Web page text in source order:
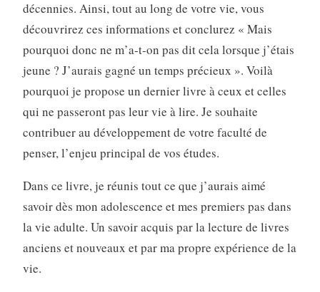
décennies. Ainsi, tout au long de votre vie, vous
découvrirez ces informations et conclurez « Mais
pourquoi donc ne m’a-t-on pas dit cela lorsque j’étais
jeune ? J’aurais gagné un temps précieux ». Voilà
pourquoi je propose un dernier livre à ceux et celles
qui ne passeront pas leur vie à lire. Je souhaite
contribuer au développement de votre faculté de
penser, l’enjeu principal de vos études.
Dans ce livre, je réunis tout ce que j’aurais aimé
savoir dès mon adolescence et mes premiers pas dans
la vie adulte. Un savoir acquis par la lecture de livres
anciens et nouveaux et par ma propre expérience de la
vie.